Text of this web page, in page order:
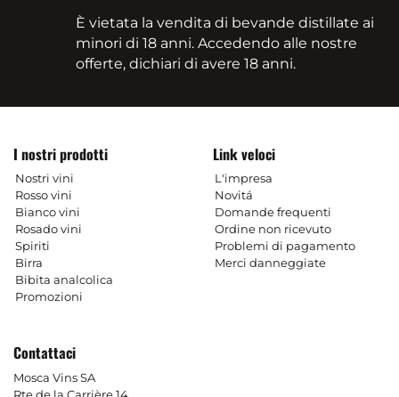
È vietata la vendita di bevande distillate ai
minori di 18 anni. Accedendo alle nostre
offerte, dichiari di avere 18 anni.
I nostri prodotti
Nostri vini
Rosso vini
Bianco vini
Rosado vini
Spiriti
Birra
Bibita analcolica
Promozioni
Link veloci
L'impresa
Novitá
Domande frequenti
Ordine non ricevuto
Problemi di pagamento
Merci danneggiate
Contattaci
Mosca Vins SA